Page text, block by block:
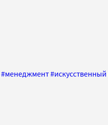
#менеджмент#